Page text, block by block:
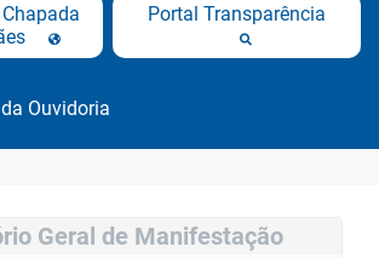
Portal Transparência
Ouvidoria
Geral de Manifestação